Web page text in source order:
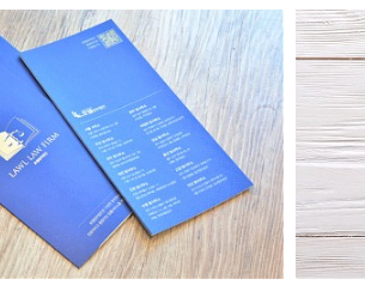
엘법무법인 리플릿